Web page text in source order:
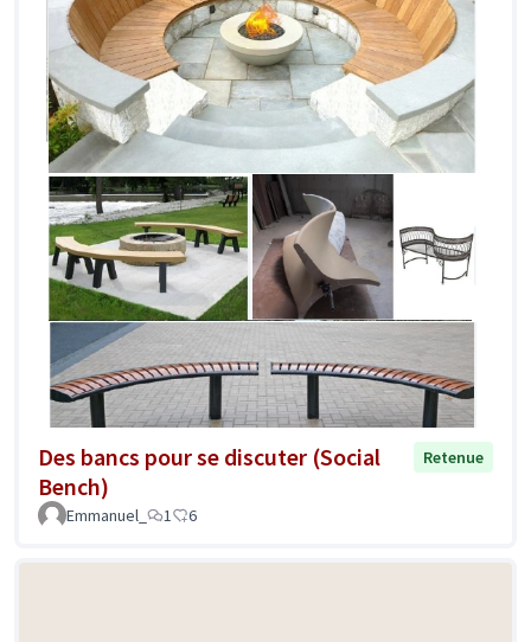
Des bancs pour se discuter (Social
Bench)
Retenue
Emmanuel_ 1 6